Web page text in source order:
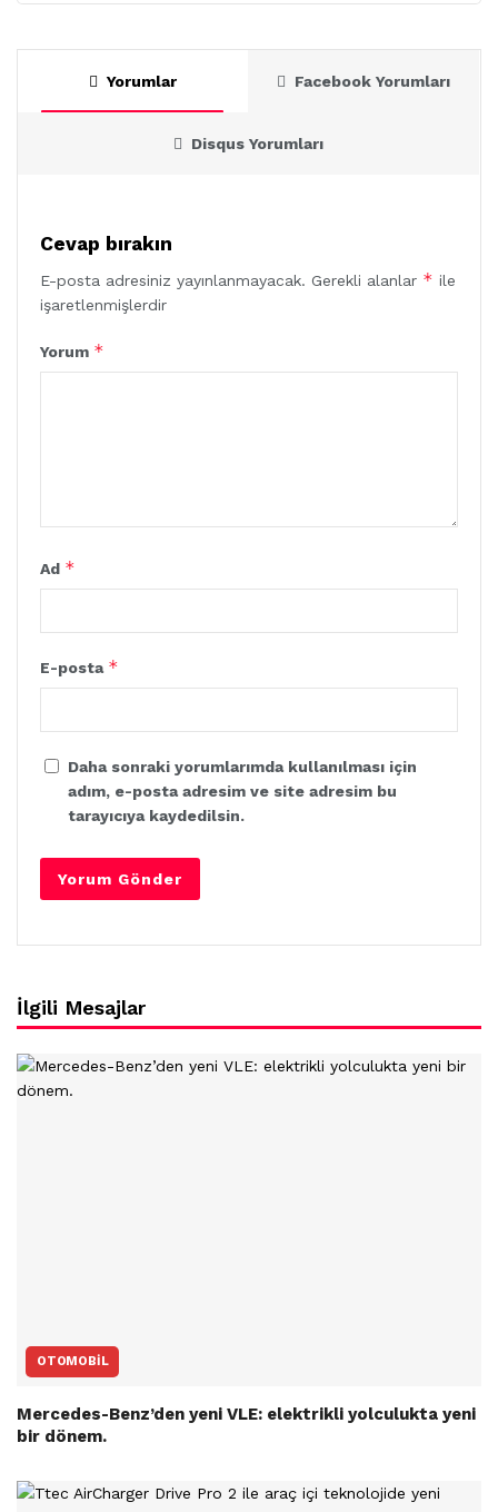
Yorumlar Facebook Yorumları
Disqus Yorumları
Cevap bırakın
E-posta adresiniz yayınlanmayacak. Gerekli alanlar * ile
işaretlenmişlerdir
Yorum *
Ad *
E-posta *
Daha sonraki yorumlarımda kullanılması için
adım, e-posta adresim ve site adresim bu
tarayıcıya kaydedilsin.
İlgili Mesajlar
OTOMOBIL
Mercedes-Benz’den yeni VLE: elektrikli yolculukta yeni
bir dönem.